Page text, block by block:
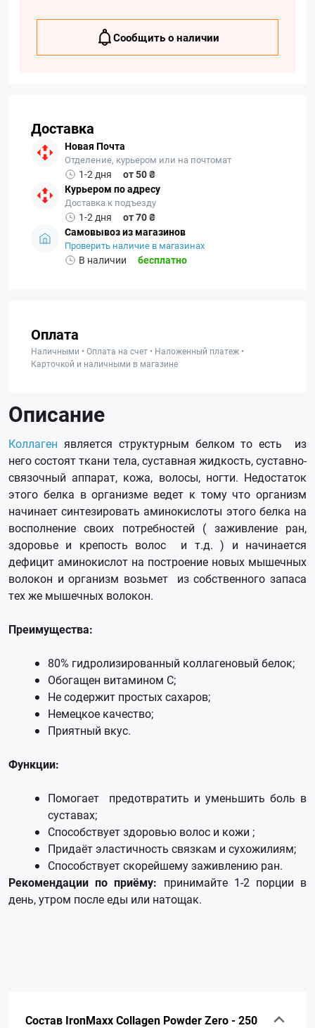
Сообщить о наличии
Доставка
Новая Почта
Отделение, курьером или на почтомат
1-2 дня
от 50 ₴
Курьером по адресу
Доставка к подъезду
1-2 дня
от 70 ₴
Самовывоз из магазинов
Проверить наличие в магазинах
В наличии бесплатно
Оплата
Наличными • Оплата на счет • Наложенный платеж •
Карточкой и наличными в магазине
Описание
Коллаген является структурным белком то есть из
него состоят ткани тела, суставная жидкость, суставно-
связочный аппарат, кожа, волосы, ногти. Недостаток
этого белка в организме ведет к тому что организм
начинает синтезировать аминокислоты этого белка на
восполнение своих потребностей ( заживление ран,
здоровье и крепость волос и т.д. ) и начинается
дефицит аминокислот на построение новых мышечных
волокон и организм возьмет из собственного запаса
тех же мышечных волокон.
Преимущества:
80% гидролизированный коллагеновый белок;
Обогащен витамином С;
Не содержит простых сахаров;
Немецкое качество;
Приятный вкус.
Функции:
Помогает предотвратить и уменьшить боль в
суставах;
Способствует здоровью волос и кожи ;
Придаёт эластичность связкам и сухожилиям;
Способствует скорейшему заживлению ран.
Рекомендации по приёму: принимайте 1-2 порции в
день, утром после еды или натощак.
Состав IronMaxx Collagen Powder Zero - 250